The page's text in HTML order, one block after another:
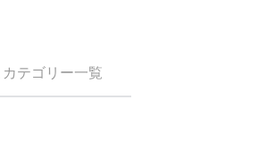
カテゴリー一覧